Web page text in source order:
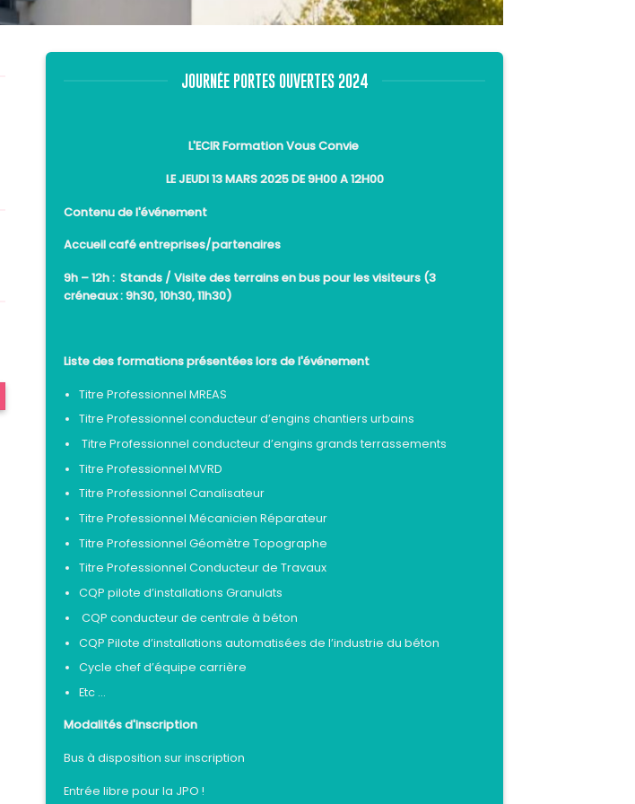
JOURNÉE PORTES OUVERTES 2024
L'ECIR Formation Vous Convie
LE JEUDI 13 MARS 2025 DE 9H00 A 12H00
Contenu de l'événement
Accueil café entreprises/partenaires
9h – 12h : Stands / Visite des terrains en bus pour les visiteurs (3
créneaux : 9h30, 10h30, 11h30)
Liste des formations présentées lors de l'événement
Titre Professionnel MREAS
Titre Professionnel conducteur d’engins chantiers urbains
Titre Professionnel conducteur d’engins grands terrassements
Titre Professionnel MVRD
Titre Professionnel Canalisateur
Titre Professionnel Mécanicien Réparateur
Titre Professionnel Géomètre Topographe
Titre Professionnel Conducteur de Travaux
CQP pilote d’installations Granulats
CQP conducteur de centrale à béton
CQP Pilote d’installations automatisées de l’industrie du béton
Cycle chef d’équipe carrière
Etc ...
Modalités d'inscription
Bus à disposition sur inscription
Entrée libre pour la JPO !